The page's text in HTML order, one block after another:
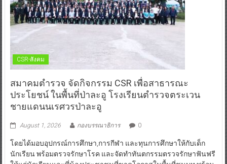
CSR-สังคม
สมาคมตำรวจ จัดกิจกรรม CSR เพื่อสาธารณะ
ประโยชน์ ในพื้นที่ป่าละอู โรงเรียนตำรวจตระเวน
ชายแดนนเรศวรป่าละอู
August 1, 2026 กองบรรณาธิการ 0
โดยได้มอบอุปกรณ์การศึกษา,การกีฬา และทุนการศึกษาให้กับเด็ก
นักเรียน พร้อมตรวจรักษาโรค และจัดทำทันตกรรมตรวจรักษาฟันฟรี